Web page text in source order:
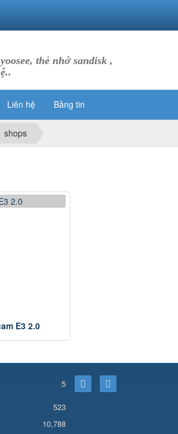
thẻ nhớ sandisk ,
Liên hệ Bảng tin
shops
E3 2.0
5
523
10,788